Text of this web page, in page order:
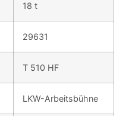
18 t
29631
T 510 HF
LKW-Arbeitsbühne